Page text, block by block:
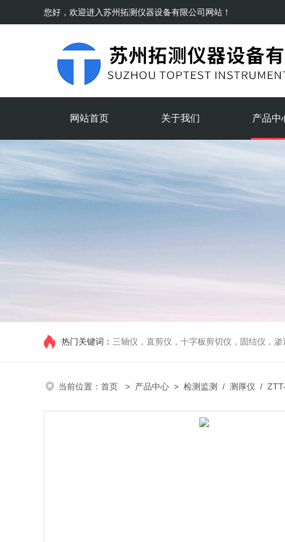
您好，欢迎进入苏州拓测仪器设备有限公司 网站！
网站首页 关于我们 产品中
热门关键词： 三轴仪，直剪仪，十字板剪切仪，固结仪，
当前位置： 首页 > 产品中心 > 检测监测 / 测厚仪 /